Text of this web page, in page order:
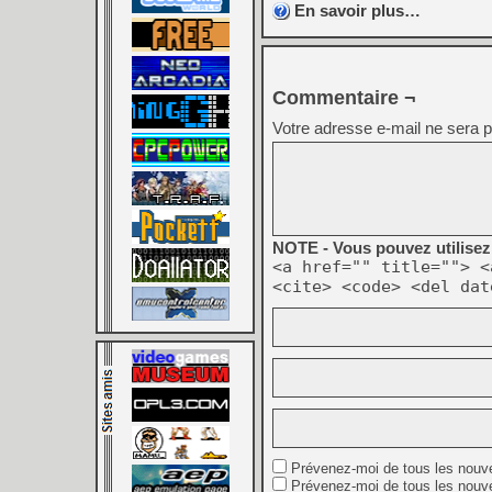
En savoir plus…
Commentaire ¬
Votre adresse e-mail ne sera
NOTE - Vous pouvez
<a href="" title="">
<cite> <code> <del
Prévenez-moi de tous les
Prévenez-moi de tous les